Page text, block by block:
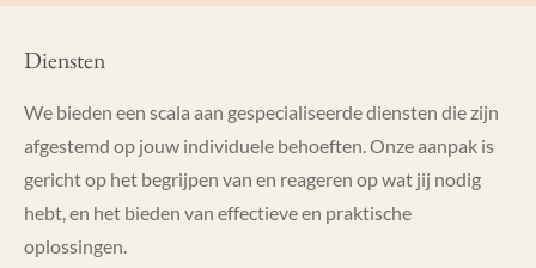
Diensten
We bieden een scala aan gespecialiseerde diensten die zijn
afgestemd op jouw individuele behoeften. Onze aanpak is
gericht op het begrijpen van en reageren op wat jij nodig
hebt, en het bieden van effectieve en praktische
oplossingen.